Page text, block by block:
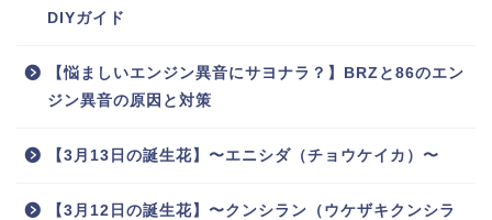
DIYガイド
【悩ましいエンジン異音にサヨナラ？】BRZと86のエン
ジン異音の原因と対策
【3月13日の誕生花】〜エニシダ（チョウケイカ）〜
【3月12日の誕生花】〜クンシラン（ウケザキクンシラ